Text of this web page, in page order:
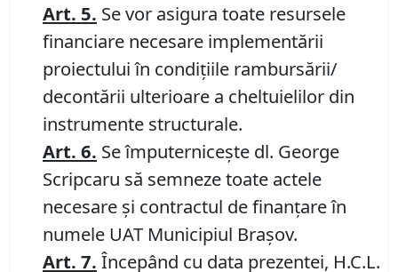
Art. 5. Se vor asigura toate resursele
financiare necesare implementării
proiectului în condițiile rambursării/
decontării ulterioare a cheltuielilor din
instrumente structurale.
Art. 6. Se împuterniceşte dl. George
Scripcaru să semneze toate actele
necesare şi contractul de finanţare în
numele UAT Municipiul Braşov.
Art. 7. Începând cu data prezentei, H.C.L.